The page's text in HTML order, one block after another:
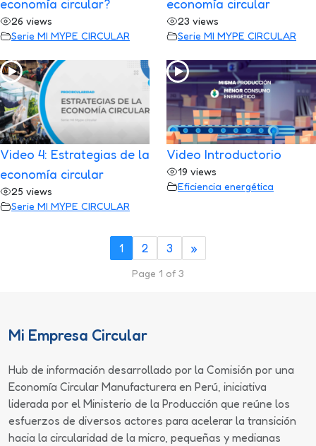
economía circular?
26 views
Serie MI MYPE CIRCULAR
economía circular
23 views
Serie MI MYPE CIRCULAR
Video 4: Estrategias de la
economía circular
25 views
Serie MI MYPE CIRCULAR
Video Introductorio
19 views
Eficiencia energética
1 2 3 »
Page 1 of 3
Mi Empresa Circular
Hub de información desarrollado por la Comisión por una
Economía Circular Manufacturera en Perú, iniciativa
liderada por el Ministerio de la Producción que reúne los
esfuerzos de diversos actores para acelerar la transición
hacia la circularidad de la micro, pequeñas y medianas